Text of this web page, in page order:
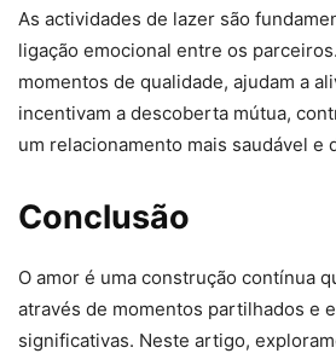
As actividades de lazer são
ligação emocional entre os
momentos de qualidade, ajudam a
incentivam a descoberta mútua,
um relacionamento mais saudável e
Conclusão
O amor é uma construção contínua
através de momentos partilhados e
significativas. Neste artigo,